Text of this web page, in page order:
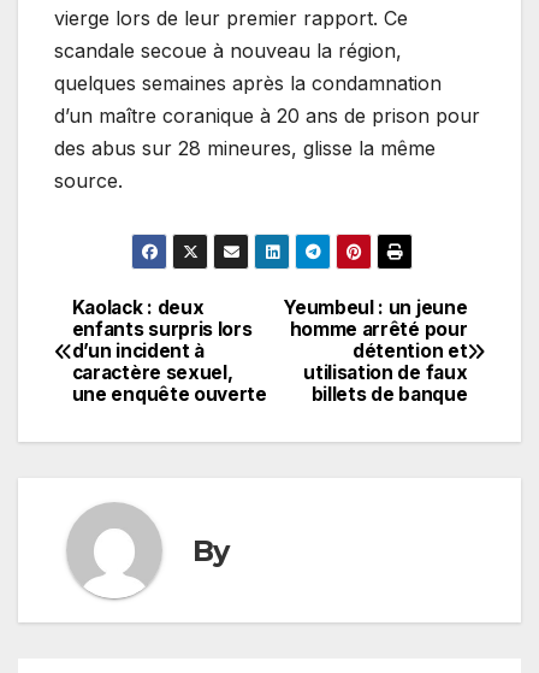
vierge lors de leur premier rapport. Ce
scandale secoue à nouveau la région,
quelques semaines après la condamnation
d’un maître coranique à 20 ans de prison pour
des abus sur 28 mineures, glisse la même
source.
Navigation
de
l’article
Yeumbeul : un jeune
homme arrêté pour
détention et
utilisation de faux
billets de banque
Kaolack : deux
enfants surpris lors
d’un incident à
caractère sexuel,
une enquête ouverte
By